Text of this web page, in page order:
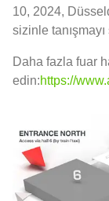
10, 2024,
sizinle tanışmayı
Daha fazla fuar
edin:https://